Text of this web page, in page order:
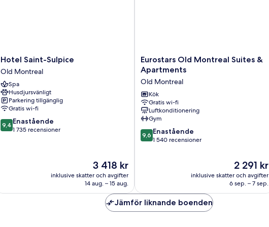
Hotel
Saint-
Sulpice
Old
Montreal
Hotel Saint-Sulpice
Old Montreal
Spa
Husdjursvänligt
Parkering tillgänglig
Gratis wi-fi
9.4
av
9,4 Enastående
1 735 recensioner
Priset
är
3 418 kr
3 418 kr
inklusive skatter och avgifter
14 aug. – 15 aug.
Eurostars
Old
Montreal
Suites
&
Apartments
Old
Montreal
Eurostars Old Montreal Suites &
Apartments
Old Montreal
Kök
Gratis wi-fi
Luftkonditionering
Gym
9.6
av
9,6 Enastående
1 540 recensioner
Priset
är
2 291 kr
2 291 kr
inklusive skatter och avgifter
6 sep. – 7 sep.
Jämför liknande boenden